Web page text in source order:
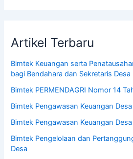
Artikel Terbaru
Bimtek Keuangan serta
bagi Bendahara dan Sekretaris Desa
Bimtek PERMENDAGRI Nomor 14
Bimtek Pengawasan Keuangan
Bimtek Pengawasan Keuangan Desa
Bimtek Pengelolaan dan
Desa